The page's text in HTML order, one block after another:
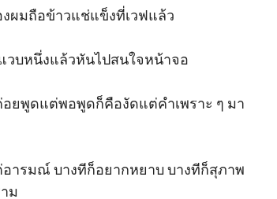
ผมถือข้าวแช่แข็งที่เวฟแล้ว
วบหนึ่งแล้วหันไปสนใจหน้าจอ
ยพูดแต่พอพูดก็คืองัดแต่คำเพราะ ๆ มา
อารมณ์ บางทีก็อยากหยาบ บางทีก็สุภาพ
ม